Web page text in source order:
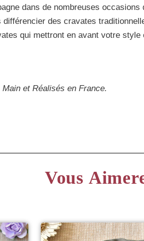
dans de nombreuses
des cravates
qui mettront en avant votre style
et Réalisés en France.
Vous